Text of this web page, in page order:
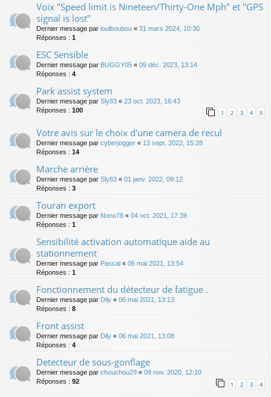
Voix "Speed limit is Nineteen/Thirty-One Mph" et "GPS
signal is lost"
Dernier message par loulboubou « 31 mars 2024, 10:30
Réponses : 1
ESC Sensible
Dernier message par BUGGY05 « 09 déc. 2023, 13:14
Réponses : 4
Park assist system
Dernier message par Sly83 « 23 oct. 2023, 16:43
Réponses : 100 1 2 3 4 5
Votre avis sur le choix d'une camera de recul
Dernier message par cyberjogger « 13 sept. 2022, 15:28
Réponses : 14
Marche arrière
Dernier message par Sly83 « 01 janv. 2022, 09:12
Réponses : 3
Touran export
Dernier message par Nono78 « 04 oct. 2021, 17:39
Réponses : 1
Sensibilité activation automatique aide au
stationnement
Dernier message par Pascal « 06 mai 2021, 13:54
Réponses : 1
Fonctionnement du détecteur de fatigue .
Dernier message par Dily « 06 mai 2021, 13:13
Réponses : 8
Front assist
Dernier message par Dily « 06 mai 2021, 13:08
Réponses : 4
Detecteur de sous-gonflage
Dernier message par chouchou29 « 09 nov. 2020, 12:10
Réponses : 92 1 2 3 4